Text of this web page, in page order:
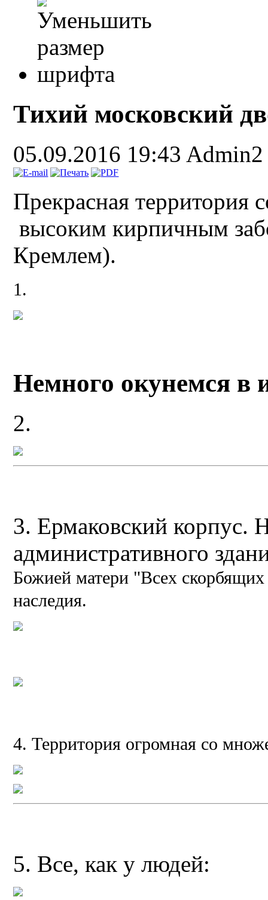
Тихий московский
05.09.2016 19:43 Admin2
Прекрасная территория
высоким кирпичным
Кремлем).
1.
Немного окунемся в
2.
3. Ермаковский корпус.
административного
Божией матери "Всех скорбящих
наследия.
4. Территория огромная со
5. Все, как у людей: